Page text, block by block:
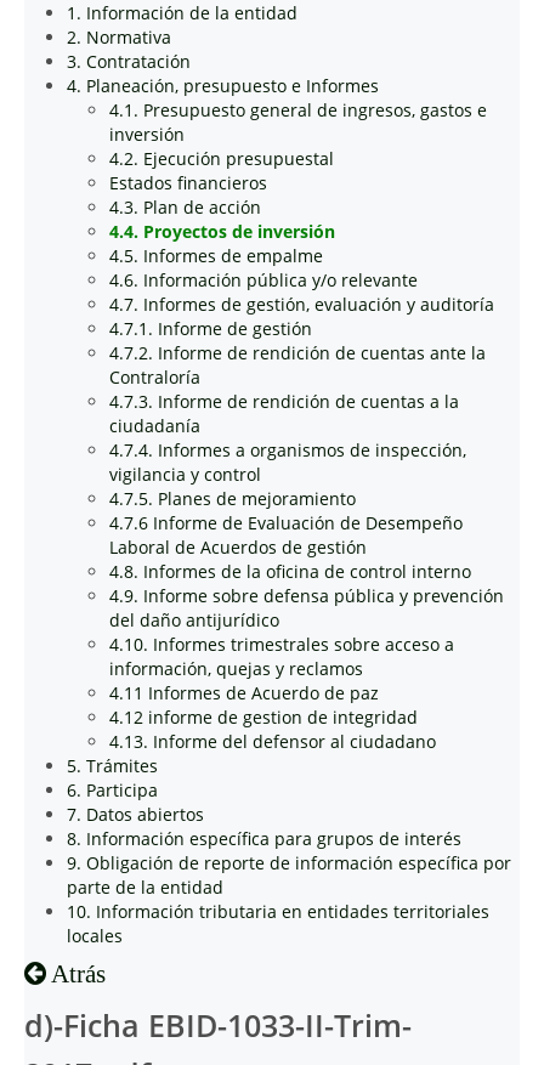
1. Información de la entidad
2. Normativa
3. Contratación
4. Planeación, presupuesto e Informes
4.1. Presupuesto general de ingresos, gastos e
inversión
4.2. Ejecución presupuestal
Estados financieros
4.3. Plan de acción
4.4. Proyectos de inversión
4.5. Informes de empalme
4.6. Información pública y/o relevante
4.7. Informes de gestión, evaluación y auditoría
4.7.1. Informe de gestión
4.7.2. Informe de rendición de cuentas ante la
Contraloría
4.7.3. Informe de rendición de cuentas a la
ciudadanía
4.7.4. Informes a organismos de inspección,
vigilancia y control
4.7.5. Planes de mejoramiento
4.7.6 Informe de Evaluación de Desempeño
Laboral de Acuerdos de gestión
4.8. Informes de la oficina de control interno
4.9. Informe sobre defensa pública y prevención
del daño antijurídico
4.10. Informes trimestrales sobre acceso a
información, quejas y reclamos
4.11 Informes de Acuerdo de paz
4.12 informe de gestion de integridad
4.13. Informe del defensor al ciudadano
5. Trámites
6. Participa
7. Datos abiertos
8. Información específica para grupos de interés
9. Obligación de reporte de información específica por
parte de la entidad
10. Información tributaria en entidades territoriales
locales
Atrás
d)-Ficha EBID-1033-II-Trim-